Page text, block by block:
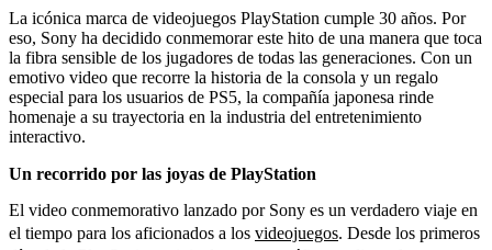
La icónica marca de videojuegos PlayStation cumple 30 años. Por
eso, Sony ha decidido conmemorar este hito de una manera que toca
la fibra sensible de los jugadores de todas las generaciones. Con un
emotivo video que recorre la historia de la consola y un regalo
especial para los usuarios de PS5, la compañía japonesa rinde
homenaje a su trayectoria en la industria del entretenimiento
interactivo.
Un recorrido por las joyas de PlayStation
El video conmemorativo lanzado por Sony es un verdadero viaje en
el tiempo para los aficionados a los videojuegos. Desde los primeros